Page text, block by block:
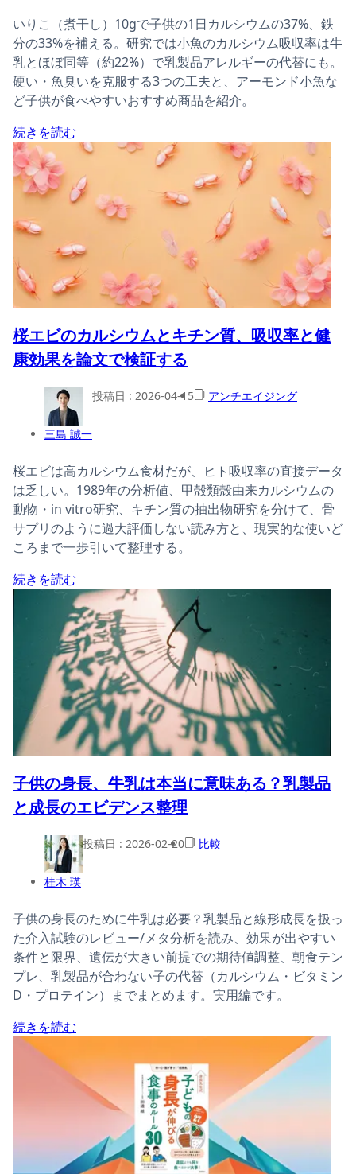
いりこ（煮干し）10gで子供の1日カルシウムの37%、鉄
分の33%を補える。研究では小魚のカルシウム吸収率は牛
乳とほぼ同等（約22%）で乳製品アレルギーの代替にも。
硬い・魚臭いを克服する3つの工夫と、アーモンド小魚な
ど子供が食べやすいおすすめ商品を紹介。
続きを読む
桜エビのカルシウムとキチン質、吸収率と健
康効果を論文で検証する
三島 誠一
投稿日 : 2026-04-15 アンチエイジング
桜エビは高カルシウム食材だが、ヒト吸収率の直接データ
は乏しい。1989年の分析値、甲殻類殻由来カルシウムの
動物・in vitro研究、キチン質の抽出物研究を分けて、骨
サプリのように過大評価しない読み方と、現実的な使いど
ころまで一歩引いて整理する。
続きを読む
子供の身長、牛乳は本当に意味ある？乳製品
と成長のエビデンス整理
桂木 瑛
投稿日 : 2026-02-20 比較
子供の身長のために牛乳は必要？乳製品と線形成長を扱っ
た介入試験のレビュー/メタ分析を読み、効果が出やすい
条件と限界、遺伝が大きい前提での期待値調整、朝食テン
プレ、乳製品が合わない子の代替（カルシウム・ビタミン
D・プロテイン）までまとめます。実用編です。
続きを読む